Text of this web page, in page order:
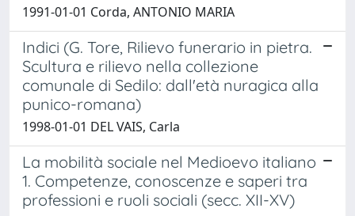
1991-01-01 Corda, ANTONIO MARIA
Indici (G. Tore, Rilievo funerario in pietra.
Scultura e rilievo nella collezione
comunale di Sedilo: dall'età nuragica alla
punico-romana)
1998-01-01 DEL VAIS, Carla
La mobilità sociale nel Medioevo italiano
1. Competenze, conoscenze e saperi tra
professioni e ruoli sociali (secc. XII-XV)